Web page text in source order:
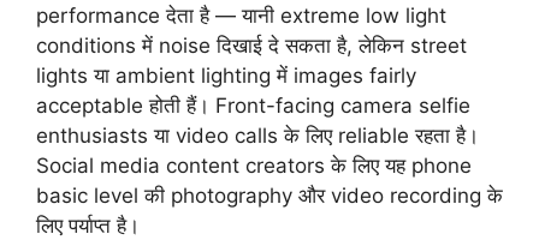
performance देता है — यानी extreme low light
conditions में noise दिखाई दे सकता है, लेकिन street
lights या ambient lighting में images fairly
acceptable होती हैं। Front-facing camera selfie
enthusiasts या video calls के लिए reliable रहता है।
Social media content creators के लिए यह phone
basic level की photography और video recording के
लिए पर्याप्त है।